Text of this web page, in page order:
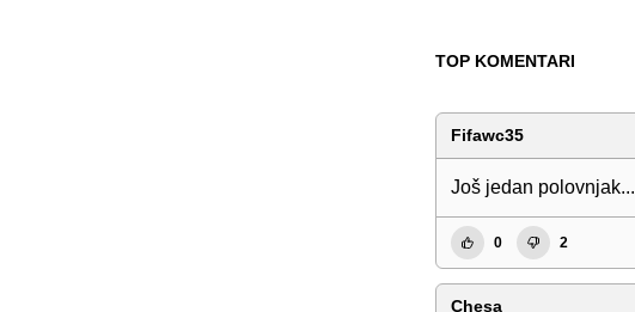
TOP KOMENTARI
Fifawc35
Još jedan polovnjak...
0 2
Chesa